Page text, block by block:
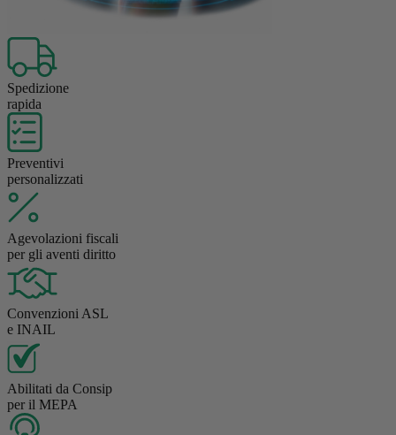
Spedizione
rapida
Preventivi
personalizzati
Agevolazioni fiscali
per gli aventi diritto
Convenzioni ASL
e INAIL
Abilitati da Consip
per il MEPA